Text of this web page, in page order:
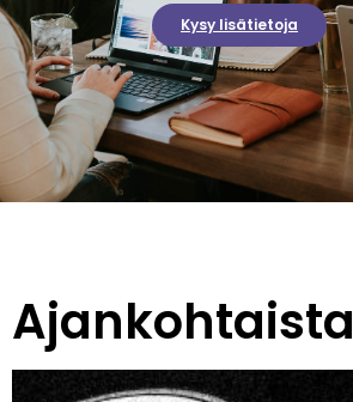
Kysy lisätietoja
Ajankohtaista